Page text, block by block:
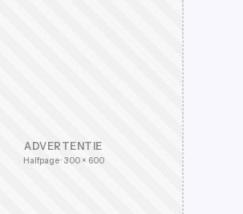
ADVERTENTIE
Halfpage · 300 × 600